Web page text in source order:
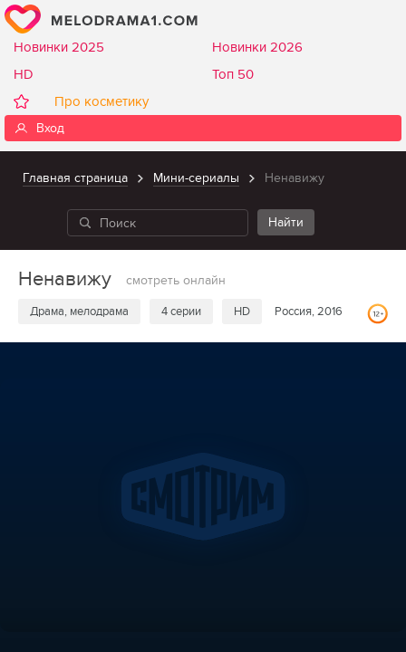
Новинки 2025
Новинки 2026
HD
Топ 50
Про косметику
Вход
Главная страница Мини-сериалы Ненавижу
Ненавижу смотреть онлайн
Драма, мелодрама 4 серии HD Россия, 2016